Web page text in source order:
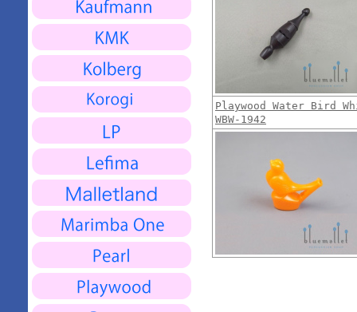
Playwood Water Bird
WBW-1942